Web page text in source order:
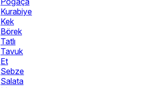
Kurabiye
Kek
Börek
Tatlı
Tavuk
Et
Sebze
Salata